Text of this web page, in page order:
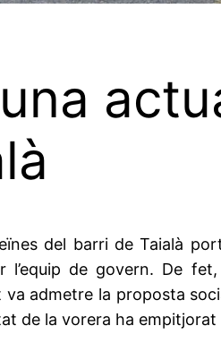
del barri de Taialà
l’equip de govern. De
va admetre la proposta
de la vorera ha